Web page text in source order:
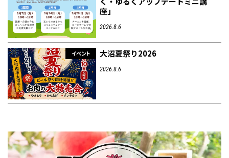
座」
2026.8.6
イベント 大沼夏祭り2026
2026.8.6